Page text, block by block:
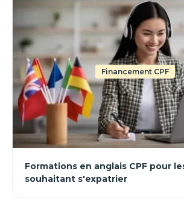
Financement CPF
Formations en anglais CPF pour
souhaitant s'expatrier